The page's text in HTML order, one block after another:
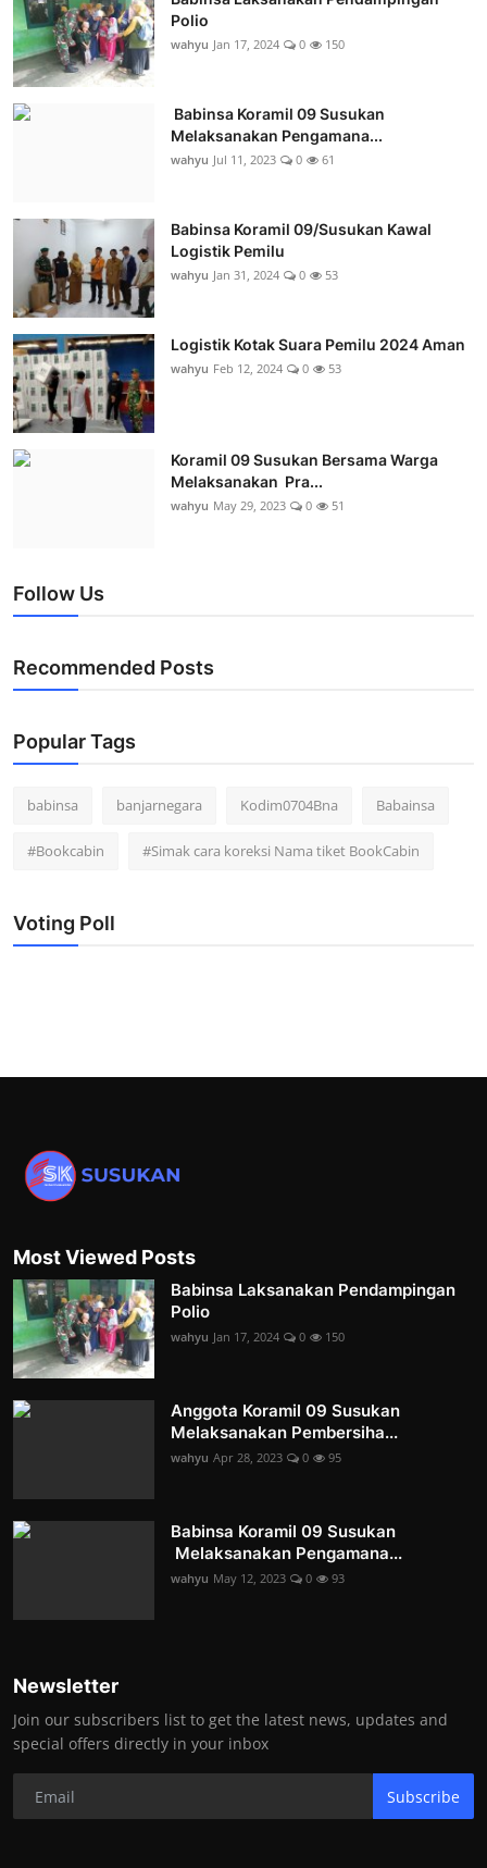
Polio
wahyu Jan 17, 2024 0 150
Babinsa Koramil 09 Susukan
Melaksanakan Pengamana...
wahyu Jul 11, 2023 0 61
Babinsa Koramil 09/Susukan Kawal
Logistik Pemilu
wahyu Jan 31, 2024 0 53
Logistik Kotak Suara Pemilu 2024 Aman
wahyu Feb 12, 2024 0 53
Koramil 09 Susukan Bersama Warga
Melaksanakan Pra...
wahyu May 29, 2023 0 51
Follow Us
Recommended Posts
Popular Tags
babinsa banjarnegara Kodim0704Bna Babainsa
#Bookcabin #Simak cara koreksi Nama tiket BookCabin
Voting Poll
Most Viewed Posts
Babinsa Laksanakan Pendampingan
Polio
wahyu Jan 17, 2024 0 150
Anggota Koramil 09 Susukan
Melaksanakan Pembersiha...
wahyu Apr 28, 2023 0 95
Babinsa Koramil 09 Susukan
Melaksanakan Pengamana...
wahyu May 12, 2023 0 93
Newsletter
Join our subscribers list to get the latest news, updates and
special offers directly in your inbox
Subscribe